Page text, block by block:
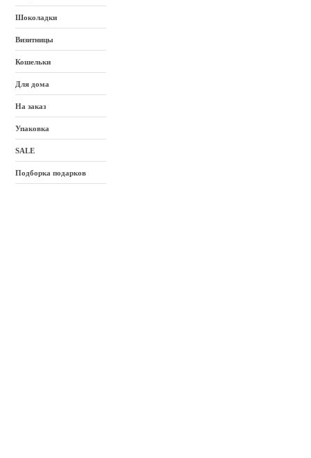
Шоколадки
Визитницы
Кошельки
Для дома
На заказ
Упаковка
SALE
Подборка подарков